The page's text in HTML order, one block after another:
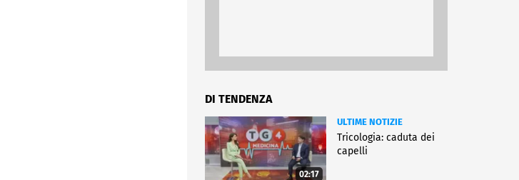
DI TENDENZA
02:17
ULTIME NOTIZIE
Tricologia: caduta dei
capelli